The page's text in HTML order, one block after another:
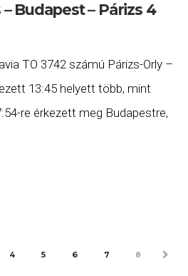
Budapest – Párizs 4
TO 3742 számú Párizs-Orly –
13:45 helyett több, mint
re érkezett meg Budapestre,
4 5 6 7 8 NEXT